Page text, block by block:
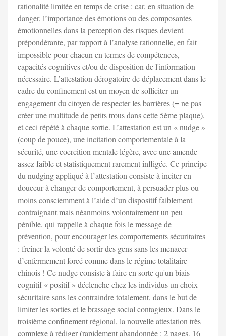
rationalité limitée en temps de crise : car, en situation de
danger, l’importance des émotions ou des composantes
émotionnelles dans la perception des risques devient
prépondérante, par rapport à l’analyse rationnelle, en fait
impossible pour chacun en termes de compétences,
capacités cognitives et/ou de disposition de l'information
nécessaire. L’attestation dérogatoire de déplacement dans le
cadre du confinement est un moyen de solliciter un
engagement du citoyen de respecter les barrières (= ne pas
créer une multitude de petits trous dans cette 5ème plaque),
et ceci répété à chaque sortie. L’attestation est un « nudge »
(coup de pouce), une incitation comportementale à la
sécurité, une coercition mentale légère, avec une amende
assez faible et statistiquement rarement infligée. Ce principe
du nudging appliqué à l’attestation consiste à inciter en
douceur à changer de comportement, à persuader plus ou
moins consciemment à l’aide d’un dispositif faiblement
contraignant mais néanmoins volontairement un peu
pénible, qui rappelle à chaque fois le message de
prévention, pour encourager les comportements sécuritaires
: freiner la volonté de sortir des gens sans les menacer
d’enfermement forcé comme dans le régime totalitaire
chinois ! Ce nudge consiste à faire en sorte qu'un biais
cognitif « positif » déclenche chez les individus un choix
sécuritaire sans les contraindre totalement, dans le but de
limiter les sorties et le brassage social contagieux. Dans le
troisième confinement régional, la nouvelle attestation très
complexe à rédiger (rapidement abandonnée : 2 pages, 16